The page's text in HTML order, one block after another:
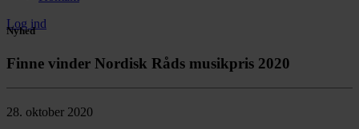
Log ind
Nyhed
Finne vinder Nordisk Råds musikpris 2020
28. oktober 2020